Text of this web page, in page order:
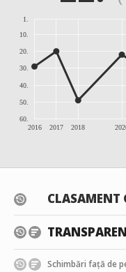
2016 2017 2018
1.
10.
20.
30.
40.
50.
60.
CLASAMENT
Schimbări față de